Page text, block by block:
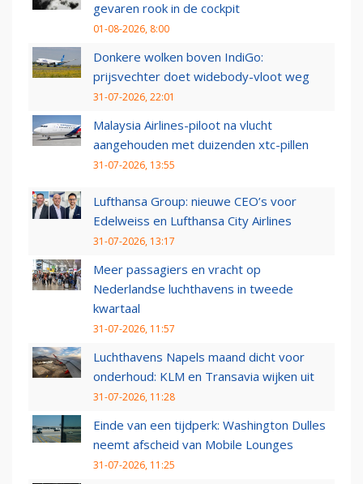
gevaren rook in de cockpit
01-08-2026, 8:00
Donkere wolken boven IndiGo:
prijsvechter doet widebody-vloot weg
31-07-2026, 22:01
Malaysia Airlines-piloot na vlucht
aangehouden met duizenden xtc-pillen
31-07-2026, 13:55
Lufthansa Group: nieuwe CEO’s voor
Edelweiss en Lufthansa City Airlines
31-07-2026, 13:17
Meer passagiers en vracht op
Nederlandse luchthavens in tweede
kwartaal
31-07-2026, 11:57
Luchthavens Napels maand dicht voor
onderhoud: KLM en Transavia wijken uit
31-07-2026, 11:28
Einde van een tijdperk: Washington Dulles
neemt afscheid van Mobile Lounges
31-07-2026, 11:25